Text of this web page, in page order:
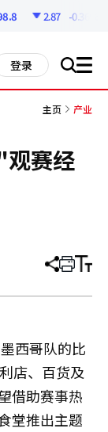
2.87 -0.36%
登录 搜 all
主页 产业
观赛经
分
章
打 调
小
西哥队的比
店、百货及
借助赛事热
堂推出主题